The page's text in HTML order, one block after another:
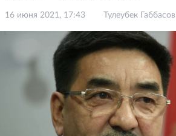
16 июня 2021, 17:43 Тулеубек Габбасов